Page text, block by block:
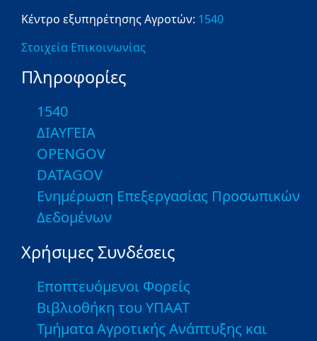
Κέντρο εξυπηρέτησης Αγροτών: 1540
Στοιχεία Επικοινωνίας
Πληροφορίες
1540
ΔΙΑΥΓΕΙΑ
OPENGOV
DATAGOV
Ενημέρωση Επεξεργασίας Προσωπικών
Δεδομένων
Χρήσιμες Συνδέσεις
Εποπτευόμενοι Φορείς
Βιβλιοθήκη του ΥΠΑΑΤ
Τμήματα Αγροτικής Ανάπτυξης και